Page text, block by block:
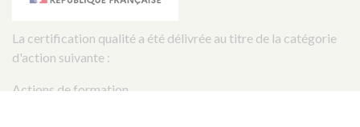
La certification qualité a été délivrée au titre de la catégorie
d'action suivante :
Actions de formation